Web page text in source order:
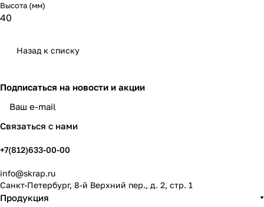
Высота (мм)
40
Назад к списку
Подписаться на новости и акции
Связаться с нами
+7(812)633-00-00
info@skrap.ru
Санкт-Петербург, 8-й Верхний пер., д. 2, стр. 1
Продукция